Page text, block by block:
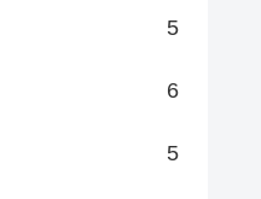
5
6
5